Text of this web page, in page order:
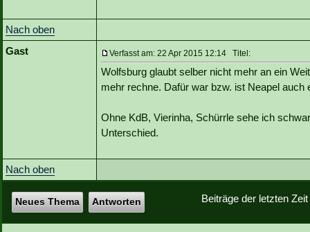
Nach oben
Gast
Verfasst am: 22 Apr 2015 12:14 Titel:
Wolfsburg glaubt selber nicht mehr an ein
mehr rechne. Dafür war bzw. ist Neapel
Ohne KdB, Vierinha, Schürrle sehe ich
Unterschied.
Nach oben
Beiträge der letzten
Neues Thema Antworten